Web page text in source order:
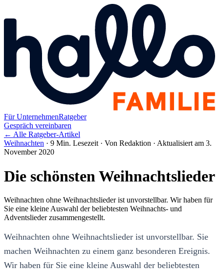
Für UnternehmenRatgeber
Gespräch vereinbaren
← Alle Ratgeber-Artikel
Weihnachten · 9 Min. Lesezeit · Von Redaktion · Aktualisiert am 3.
November 2020
Die schönsten Weihnachtslieder
Weihnachten ohne Weihnachtslieder ist unvorstellbar. Wir haben für
Sie eine kleine Auswahl der beliebtesten Weihnachts- und
Adventslieder zusammengestellt.
Weihnachten ohne Weihnachtslieder ist unvorstellbar. Sie
machen Weihnachten zu einem ganz besonderen Ereignis.
Wir haben für Sie eine kleine Auswahl der beliebtesten